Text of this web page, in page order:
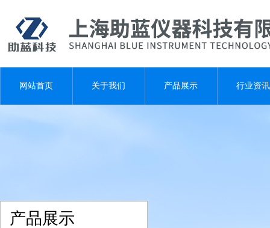
网站首页 关于我们 产品展示 行业资讯
产品展示